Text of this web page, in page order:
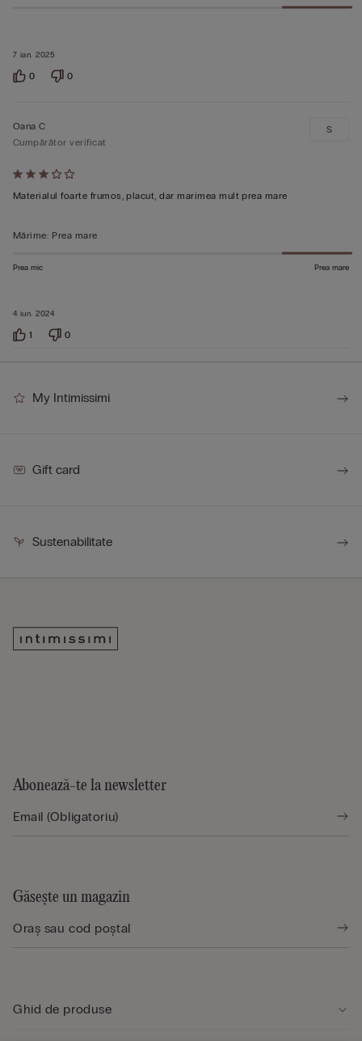
7 ian. 2025
0 0
Evaluat
3
5
4 iun. 2024
Oana C
Cumpărător verificat
Materialul foarte frumos, placut, dar marimea mult prea mare
S
Mărime: Prea mare
Prea mic Prea mare
1 0
My Intimissimi
Gift card
Sustenabilitate
Abonează-te la newsletter
Găsește un magazin
Ghid de produse